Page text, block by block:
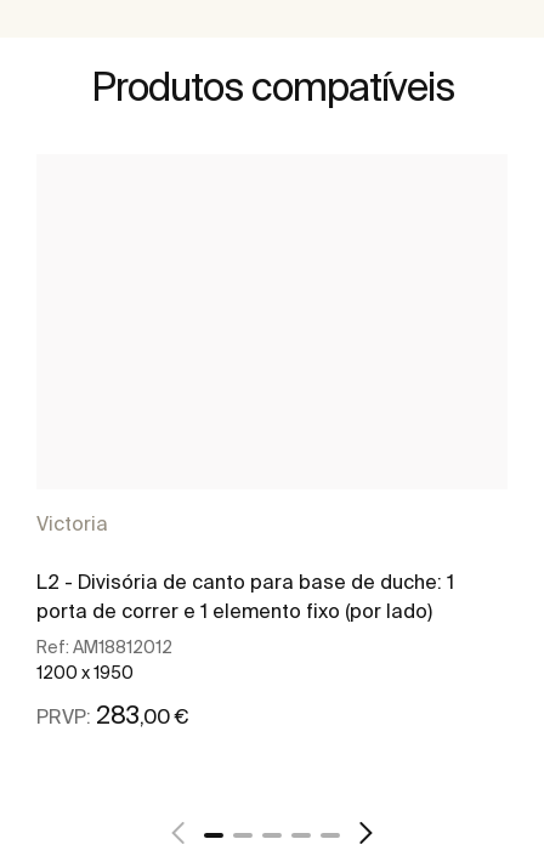
Produtos compatíveis
Victoria
L2 - Divisória de canto para base de duche: 1
porta de correr e 1 elemento fixo (por lado)
Ref: AM18812012
1200 x 1950
PRVP: 283,00 €